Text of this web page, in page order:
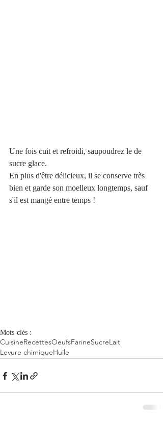
Une fois cuit et refroidi, saupoudrez le de
sucre glace.
En plus d'être délicieux, il se conserve très
bien et garde son moelleux longtemps, sauf
s'il est mangé entre temps !
Mots-clés :
CuisineRecettesOeufsFarineSucreLait
Levure chimiqueHuile